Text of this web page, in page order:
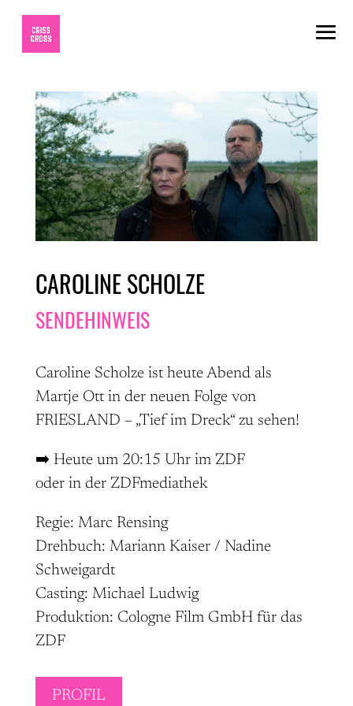
CAROLINE SCHOLZE
SENDEHINWEIS
Caroline Scholze ist heute Abend als
Martje Ott in der neuen Folge von
FRIESLAND – „Tief im Dreck“ zu sehen!
➡️ Heute um 20:15 Uhr im ZDF
oder in der ZDFmediathek
Regie: Marc Rensing
Drehbuch: Mariann Kaiser / Nadine
Schweigardt
Casting: Michael Ludwig
Produktion: Cologne Film GmbH für das
ZDF
PROFIL